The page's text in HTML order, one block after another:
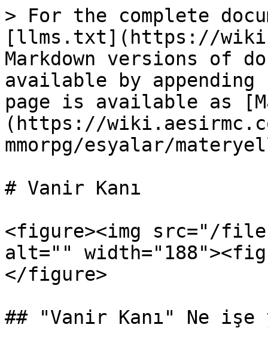
> For the complete
[llms.txt](https://
Markdown versions of
available by
page is available as
(https://
mmorpg/esyalar/
# Vanir Kanı
<figure><img src="/
alt=""
</figure>
## "Vanir Kanı" Ne işe